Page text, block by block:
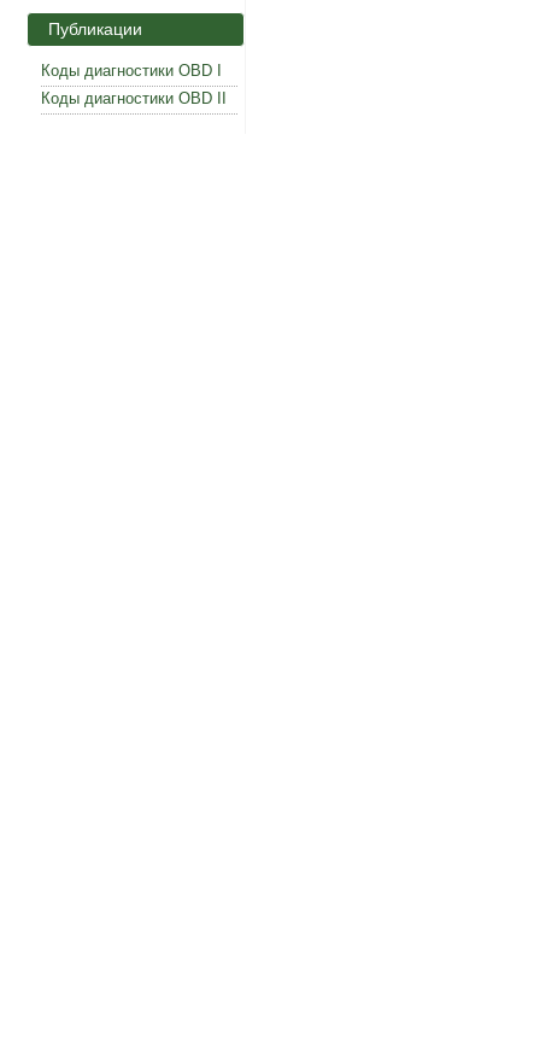
Публикации
Коды диагностики OBD I
Коды диагностики OBD II